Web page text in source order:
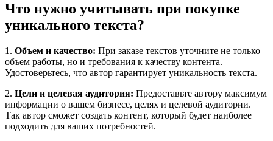
Что нужно учитывать при покупке
уникального текста?
1. Объем и качество: При заказе текстов уточните не только
объем работы, но и требования к качеству контента.
Удостоверьтесь, что автор гарантирует уникальность текста.
2. Цели и целевая аудитория: Предоставьте автору максимум
информации о вашем бизнесе, целях и целевой аудитории.
Так автор сможет создать контент, который будет наиболее
подходить для ваших потребностей.